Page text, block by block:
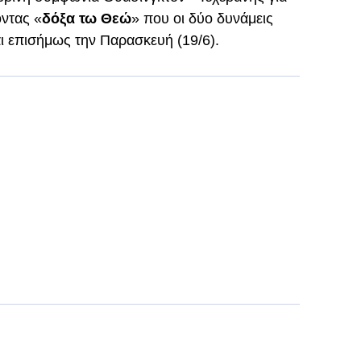
«δόξα τω Θεώ» που οι δύο δυνάμεις
επισήμως την Παρασκευή (19/6).